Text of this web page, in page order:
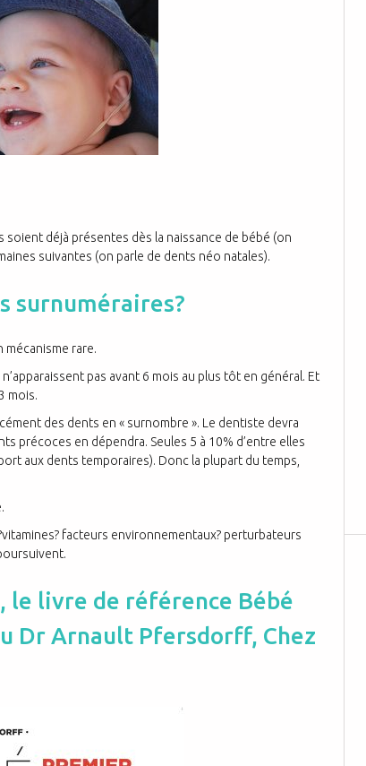
Asthme
Cardio vasculaire
Chirurgie
Comportement
Développement
Génétique
Grossesse
Handicap
Hygiène
déjà présentes dès la naissance de bébé (on
suivantes (on parle de dents néo natales).
surnuméraires?
mécanisme rare.
pas avant 6 mois au plus tôt en général. Et
mois.
des dents en « surnombre ». Le dentiste devra
précoces en dépendra. Seules 5 à 10% d’entre elles
aux dents temporaires). Donc la plupart du temps,
facteurs environnementaux? perturbateurs
le livre de référence Bébé
Dr Arnault Pfersdorff, Chez